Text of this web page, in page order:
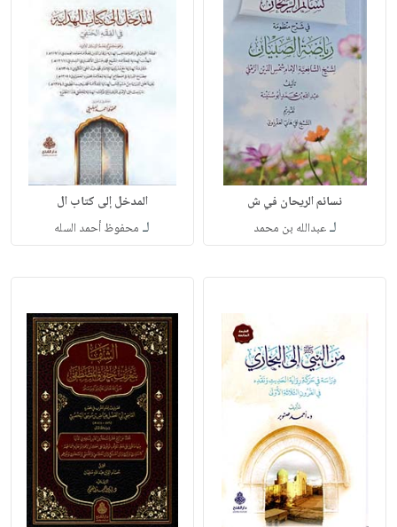
نسائم الريحان في ش
لـعبدالله بن محمد
المدخل إلى كتاب ال
لـ محفوظ أحمد السله